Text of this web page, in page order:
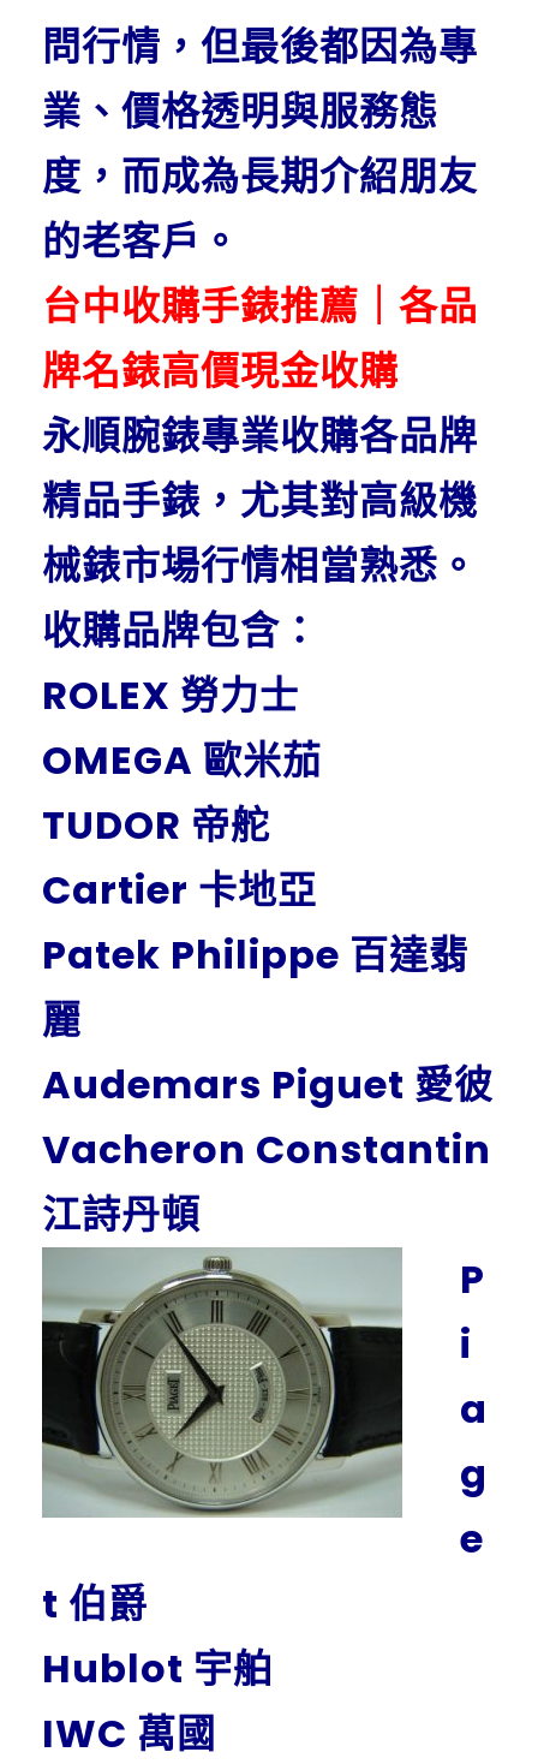
問行情，但最後都因為專
業、價格透明與服務態
度，而成為長期介紹朋友
的老客戶。
台中收購手錶推薦｜各品
牌名錶高價現金收購
永順腕錶專業收購各品牌
精品手錶，尤其對高級機
械錶市場行情相當熟悉。
收購品牌包含：
ROLEX 勞力士
OMEGA 歐米茄
TUDOR 帝舵
Cartier 卡地亞
Patek Philippe 百達翡
麗
Audemars Piguet 愛彼
Vacheron Constantin
江詩丹頓
P
i
a
g
e
t 伯爵
Hublot 宇舶
IWC 萬國